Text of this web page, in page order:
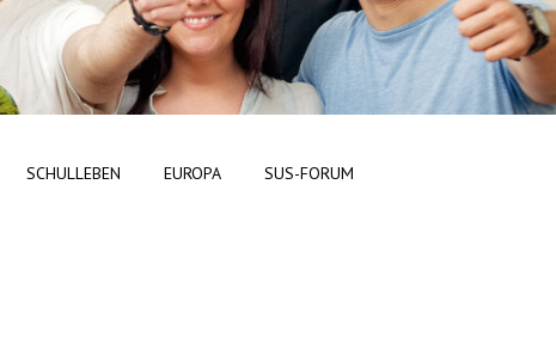
SCHULLEBEN EUROPA SUS-FORUM